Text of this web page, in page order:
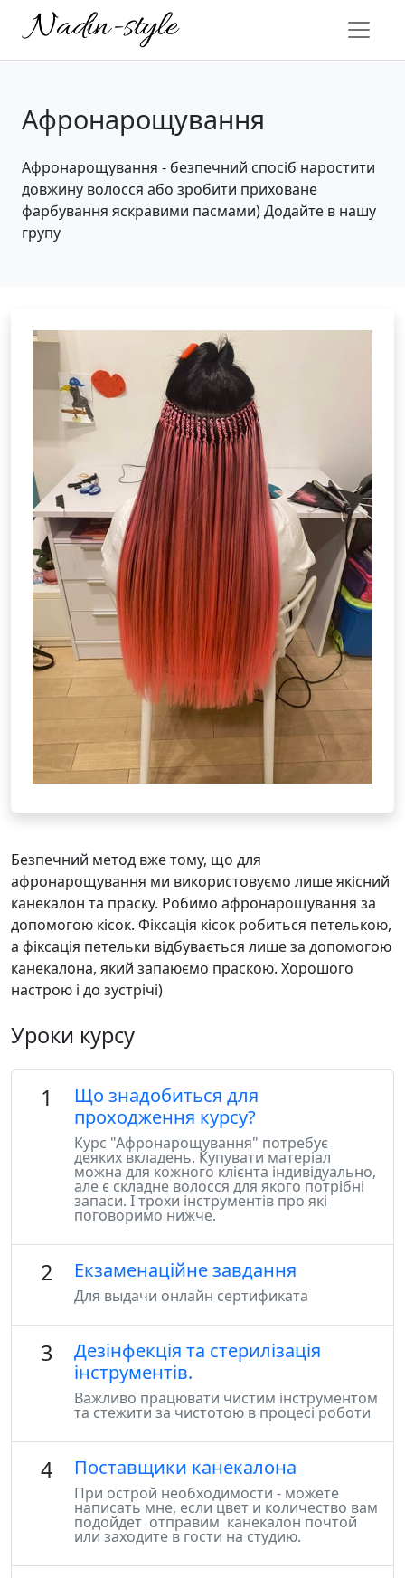
Афронарощування
Афронарощування - безпечний спосіб наростити
довжину волосся або зробити приховане
фарбування яскравими пасмами) Додайте в нашу
групу
Безпечний метод вже тому, що для
афронарощування ми використовуємо лише якісний
канекалон та праску. Робимо афронарощування за
допомогою кісок. Фіксація кісок робиться петелькою,
а фіксація петельки відбувається лише за допомогою
канекалона, який запаюємо праскою. Хорошого
настрою і до зустрічі)
Уроки курсу
1
Що знадобиться для
проходження курсу?
Курс "Афронарощування" потребує
деяких вкладень. Купувати матеріал
можна для кожного клієнта індивідуально,
але є складне волосся для якого потрібні
запаси. І трохи інструментів про які
поговоримо нижче.
2 Екзаменаційне завдання
Для выдачи онлайн сертификата
3
Дезінфекція та стерилізація
інструментів.
Важливо працювати чистим інструментом
та стежити за чистотою в процесі роботи
4 Поставщики канекалона
При острой необходимости - можете
написать мне, если цвет и количество вам
подойдет отправим канекалон почтой
или заходите в гости на студию.